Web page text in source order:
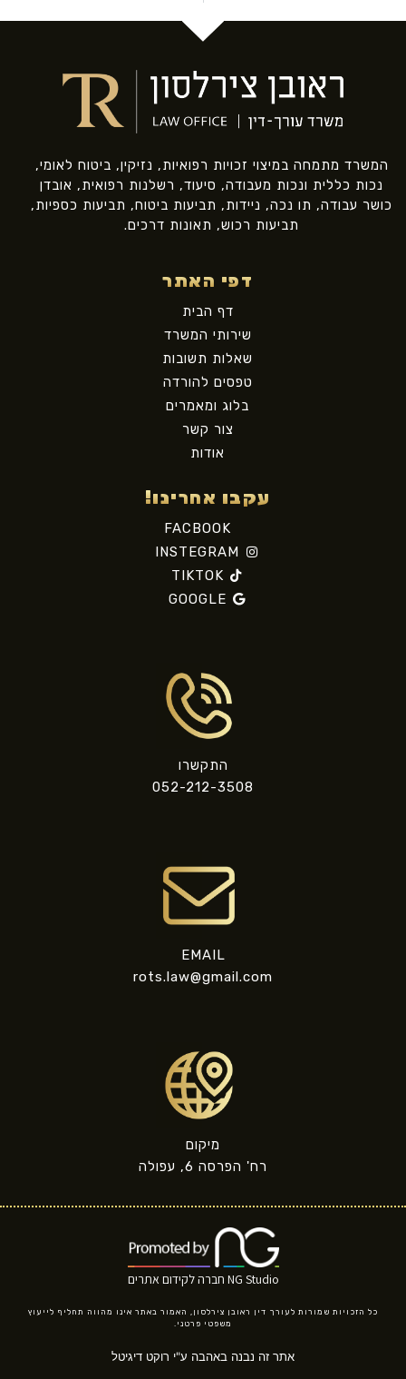
המשרד מתמחה במיצוי זכויות רפואיות, נזיקין, ביטוח לאומי,
נכות כללית ונכות מעבודה, סיעוד, רשלנות רפואית, אובדן
כושר עבודה, תו נכה, ניידות, תביעות ביטוח, תביעות כספיות,
תביעות רכוש, תאונות דרכים.
דפי האתר
דף הבית
שירותי המשרד
שאלות תשובות
טפסים להורדה
בלוג ומאמרים
צור קשר
אודות
עקבו אחרינו!
FACBOOK
INSTEGRAM
TIKTOK
GOOGLE
התקשרו
052-212-3508
EMAIL
rots.law@gmail.com
מיקום
רח' הפרסה 6, עפולה
NG Studio חברה לקידום אתרים
כל הזכויות שמורות לעורך דין ראובן צירלסון, האמור באתר אינו מהווה תחליף לייעוץ
משפטי פרטני.
אתר זה נבנה באהבה ע"י רוקט דיגיטל